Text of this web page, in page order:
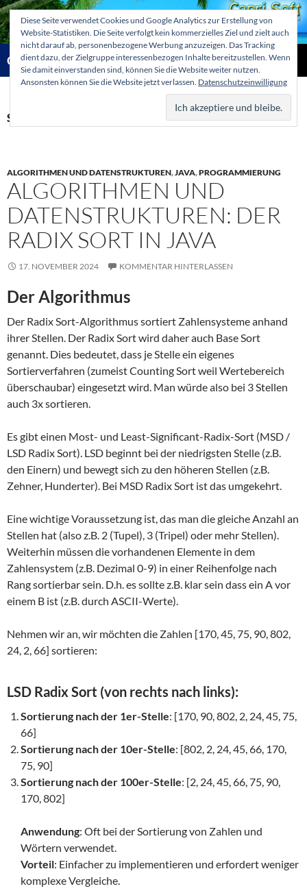
Zum
Inhalt
springen
Capri-Soft Knowledge database
Suchen
MENÜ
Schlagwortarchiv: LSD
ALGORITHMEN UND DATENSTRUKTUREN,JAVA,PROGRAMMIERUNG
ALGORITHMEN UND
DATENSTRUKTUREN: DER
RADIX SORT IN JAVA
17. NOVEMBER 2024 KOMMENTAR HINTERLASSEN
Der Algorithmus
Der Radix Sort-Algorithmus sortiert Zahlensysteme anhand
ihrer Stellen. Der Radix Sort wird daher auch Base Sort
genannt. Dies bedeutet, dass je Stelle ein eigenes
Sortierverfahren (zumeist Counting Sort weil Wertebereich
überschaubar) eingesetzt wird. Man würde also bei 3 Stellen
auch 3x sortieren.
Es gibt einen Most- und Least-Significant-Radix-Sort (MSD /
LSD Radix Sort). LSD beginnt bei der niedrigsten Stelle (z.B.
den Einern) und bewegt sich zu den höheren Stellen (z.B.
Zehner, Hunderter). Bei MSD Radix Sort ist das umgekehrt.
Eine wichtige Voraussetzung ist, das man die gleiche Anzahl an
Stellen hat (also z.B. 2 (Tupel), 3 (Tripel) oder mehr Stellen).
Weiterhin müssen die vorhandenen Elemente in dem
Zahlensystem (z.B. Dezimal 0-9) in einer Reihenfolge nach
Rang sortierbar sein. D.h. es sollte z.B. klar sein dass ein A vor
einem B ist (z.B. durch ASCII-Werte).
Nehmen wir an, wir möchten die Zahlen [170, 45, 75, 90, 802,
24, 2, 66] sortieren:
LSD Radix Sort (von rechts nach links):
Sortierung nach der 1er-Stelle: [170, 90, 802, 2, 24, 45, 75,
66]
Sortierung nach der 10er-Stelle: [802, 2, 24, 45, 66, 170,
75, 90]
Sortierung nach der 100er-Stelle: [2, 24, 45, 66, 75, 90,
170, 802]
Anwendung: Oft bei der Sortierung von Zahlen und
Wörtern verwendet.
Vorteil: Einfacher zu implementieren und erfordert weniger
komplexe Vergleiche.
Diese Seite verwendet Cookies und Google Analytics zur Erstellung von
Website-Statistiken. Die Seite verfolgt kein kommerzielles Ziel und zielt auch
nicht darauf ab, personenbezogene Werbung anzuzeigen. Das Tracking
dient dazu, der Zielgruppe interessenbezogen Inhalte bereitzustellen. Wenn
Sie damit einverstanden sind, können Sie die Website weiter nutzen.
Ansonsten können Sie die Website jetzt verlassen. Datenschutzeinwilligung